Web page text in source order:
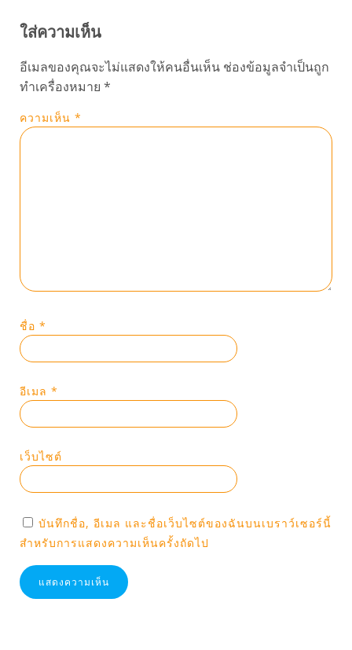
ใส่ความเห็น
อีเมลของคุณจะไม่แสดงให้คนอื่นเห็น ช่องข้อมูลจำเป็นถูก
ทำเครื่องหมาย *
ความเห็น *
ชื่อ *
อีเมล *
เว็บไซต์
บันทึกชื่อ, อีเมล และชื่อเว็บไซต์ของฉันบนเบราว์เซอร์นี้
สำหรับการแสดงความเห็นครั้งถัดไป